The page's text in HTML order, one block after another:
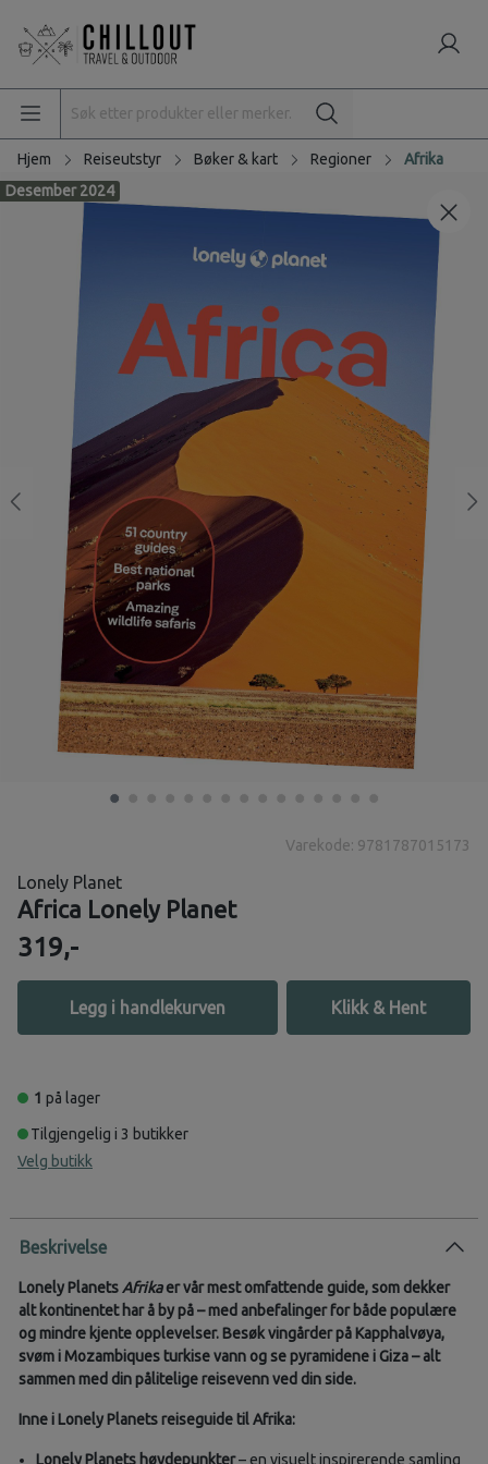
Hjem Reiseutstyr Bøker & kart Regioner
Afrika
Desember 2024
Varekode: 9781787015173
Lonely Planet
Africa Lonely Planet
319,-
Legg i handlekurven Klikk & Hent
1 på lager
Tilgjengelig i 3 butikker
Velg butikk
Beskrivelse
Lonely Planets Afrikaer vår mest omfattende guide, som dekker
alt kontinentet har å by på – med anbefalinger for både populære
og mindre kjente opplevelser. Besøk vingårder på Kapphalvøya,
svøm i Mozambiques turkise vann og se pyramidene i Giza – alt
sammen med din pålitelige reisevenn ved din side.
Inne i Lonely Planets reiseguide til Afrika:
Lonely Planets høydepunkter– en visuelt inspirerende samling